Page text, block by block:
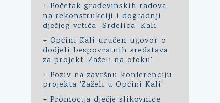
+ Početak građevinskih radova
na rekonstrukciji i dogradnji
dječjeg vrtića „Srdelica“ Kali
+ Općini Kali uručen ugovor o
dodjeli bespovratnih sredstava
za projekt 'Zaželi na otoku'
+ Poziv na završnu konferenciju
projekta 'Zaželi u Općini Kali'
+ Promocija dječje slikovnice